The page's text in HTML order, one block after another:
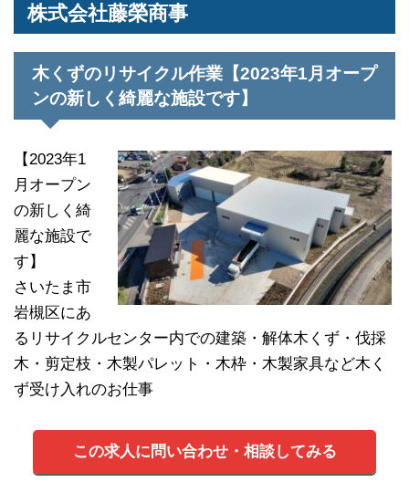
株式会社藤榮商事
木くずのリサイクル作業【2023年1月オープ
ンの新しく綺麗な施設です】
【2023年1
月オープン
の新しく綺
麗な施設で
す】
さいたま市
岩槻区にあ
るリサイクルセンター内での建築・解体木くず・伐採
木・剪定枝・木製パレット・木枠・木製家具など木く
ず受け入れのお仕事
この求人に問い合わせ・相談してみる